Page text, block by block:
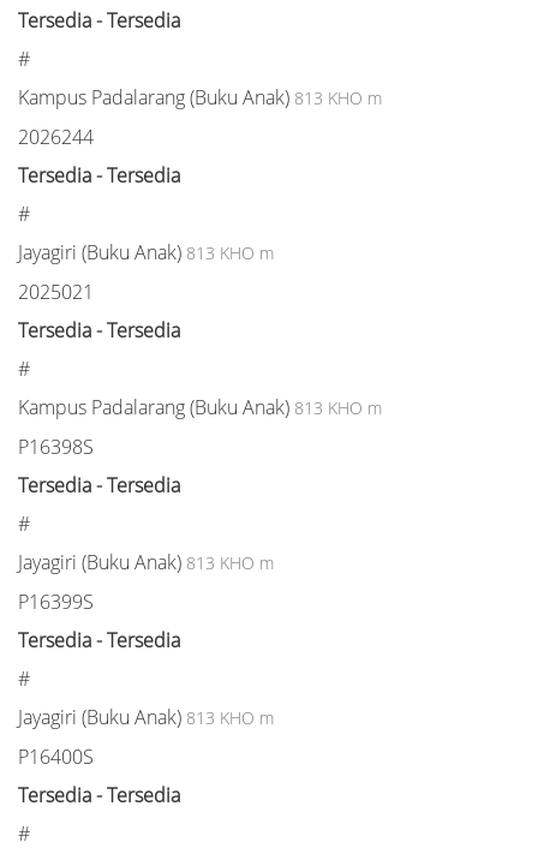
Tersedia - Tersedia
#
Kampus Padalarang (Buku Anak) 813 KHO m
2026244
Tersedia - Tersedia
#
Jayagiri (Buku Anak) 813 KHO m
2025021
Tersedia - Tersedia
#
Kampus Padalarang (Buku Anak) 813 KHO m
P16398S
Tersedia - Tersedia
#
Jayagiri (Buku Anak) 813 KHO m
P16399S
Tersedia - Tersedia
#
Jayagiri (Buku Anak) 813 KHO m
P16400S
Tersedia - Tersedia
#